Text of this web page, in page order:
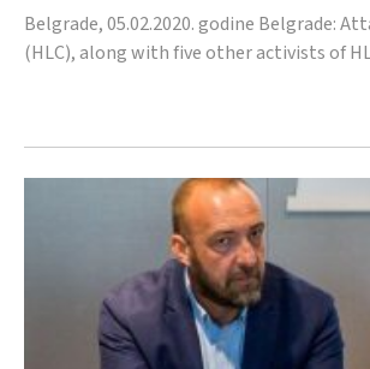
Belgrade, 05.02.2020. godine Belgrade:
(HLC), along with five other activists of